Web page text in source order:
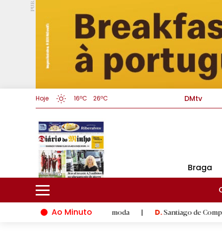
PUB.
Hoje 16ºC 26ºC DMtv
Braga
Ao Minuto
do mundo da moda D.Santiago de Compostela